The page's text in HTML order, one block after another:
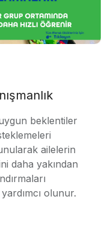
beklentiler
ailelerin
daha yakından
olunur.